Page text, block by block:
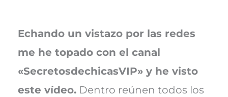
Echando un vistazo por las redes
me he topado con el canal
«SecretosdechicasVIP» y he visto
este vídeo.Dentro reúnen todos los